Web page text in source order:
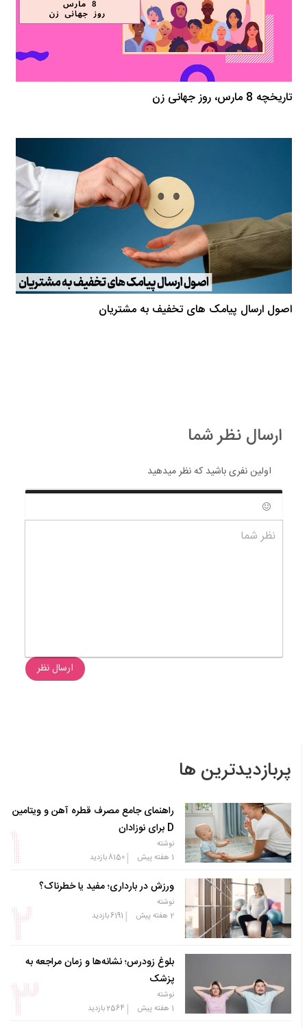
تاریخچه 8 مارس، روز جهانی زن
اصول ارسال پیامک های تخفیف به مشتریان
ارسال نظر شما
اولین نفری باشید که نظر میدهید
شکلک ها
نظر شما
ارسال نظر
پربازدیدترین ها
راهنمای جامع مصرف قطره آهن و ویتامین
D برای نوزادان
نوشته
1 هفته پیش
|
8150بازدید
ورزش در بارداری؛ مفید یا خطرناک؟
نوشته
2 هفته پیش
|
6191بازدید
بلوغ زودرس؛ نشانه‌ها و زمان مراجعه به
پزشک
نوشته
1 هفته پیش
|
2564بازدید